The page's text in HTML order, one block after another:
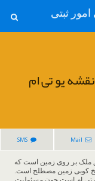
ثبتی
یو تی ام
Mail
SMS
ملک بر روی زمین است که
کوبی زمین مصطلح است.